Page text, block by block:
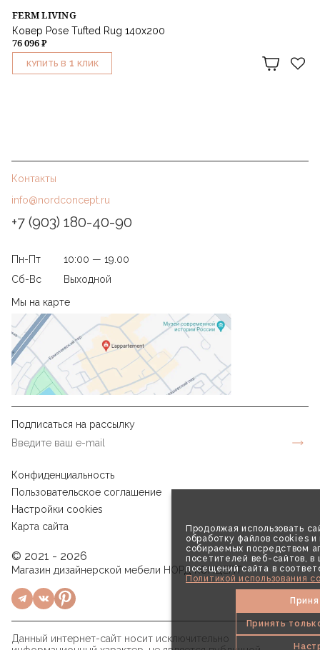
Продолжая использовать
обработку файлов cookies и
собираемых посредством
посетителей веб-сайтов, в
посещений сайта в
Политикой использования
Принять
FERM LIVING
Ковер Pose Tufted Rug 140х200
76 096 ₽
КУПИТЬ В 1 КЛИК
Контакты
info@nordconcept.ru
+7 (903) 180-40-90
Пн-Пт
10:00 — 19.00
Сб-Вс
Выходной
Мы на карте
Подписаться на рассылку
Конфиденциальность
Пользовательское соглашение
Настройки cookies
Карта сайта
© 2021 - 2026
Магазин дизайнерской мебели НОРД КОНЦЕПТ
Данный интернет-сайт носит исключительно